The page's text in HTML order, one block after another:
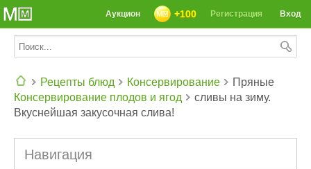
СЕГОДНЯ: 39142 РЕЦЕПТА
Вход
Регистрация
+100
Аукцион
Рецепты блюд
Консервирование
Консервирование плодов и ягод
Пряные
сливы на зиму.
Вкуснейшая закусочная слива!
Навигация